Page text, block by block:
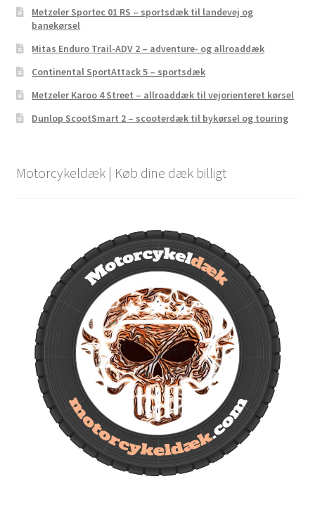
Metzeler Sportec 01 RS – sportsdæk til landevej og
banekørsel
Mitas Enduro Trail-ADV 2 – adventure- og allroaddæk
Continental SportAttack 5 – sportsdæk
Metzeler Karoo 4 Street – allroaddæk til vejorienteret kørsel
Dunlop ScootSmart 2 – scooterdæk til bykørsel og touring
Motorcykeldæk | Køb dine dæk billigt